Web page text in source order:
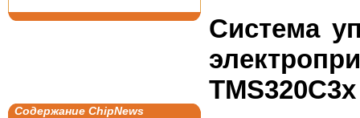
Содержание ChipNews
Система
TMS320C3х